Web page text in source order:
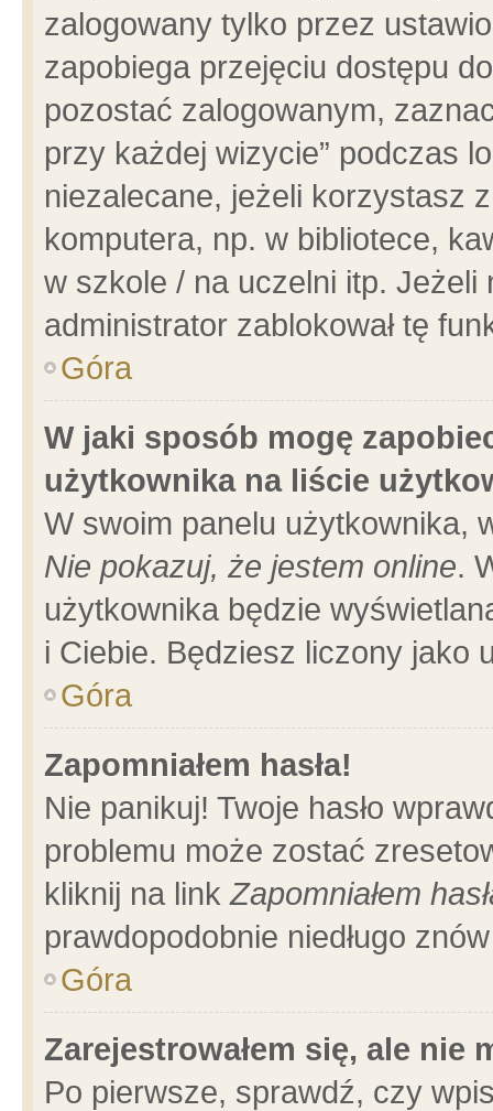
zalogowany tylko przez
zapobiega przejęciu dostępu
pozostać zalogowanym,
przy każdej wizycie” podczas
niezalecane, jeżeli korzystasz
komputera, np. w bibliotece,
w szkole / na uczelni itp.
administrator zablokował tę
Góra
W jaki sposób mogę
użytkownika na liście
W swoim panelu użytkownika,
Nie pokazuj, że jestem online.
użytkownika będzie
i Ciebie. Będziesz liczony jako
Góra
Zapomniałem hasła!
Nie panikuj! Twoje hasło
problemu może zostać
kliknij na linkZapomniałem
prawdopodobnie niedługo
Góra
Zarejestrowałem się, ale nie
Po pierwsze, sprawdź, czy